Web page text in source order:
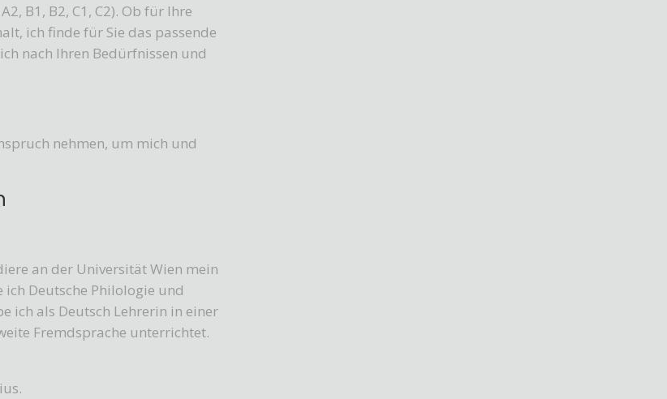
B1, B2, C1, C2). Ob für Ihre
ich finde für Sie das passende
nach Ihren Bedürfnissen und
nehmen, um mich und
an der Universität Wien mein
Deutsche Philologie und
ich als Deutsch Lehrerin in einer
Fremdsprache unterrichtet.